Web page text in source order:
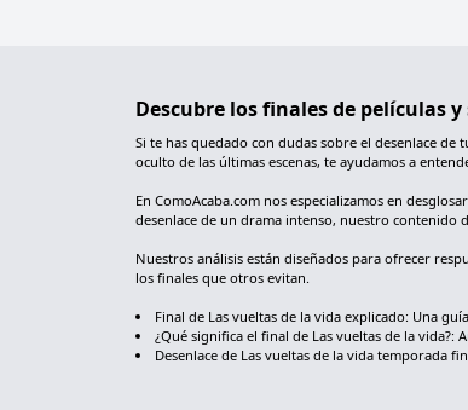
Descubre los finales de películas
Si te has quedado con dudas sobre el desenlace de
oculto de las últimas escenas, te ayudamos a
En ComoAcaba.com nos especializamos en
desenlace de un drama intenso, nuestro contenido
Nuestros análisis están diseñados para ofrecer
los finales que otros evitan.
Final de Las vueltas de la vida explicado: Una
¿Qué significa el final de Las vueltas de la vida?:
Desenlace de Las vueltas de la vida temporada